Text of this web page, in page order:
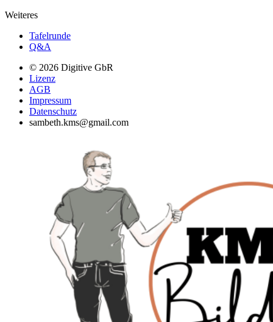
Weiteres
Tafelrunde
Q&A
© 2026 Digitive GbR
Lizenz
AGB
Impressum
Datenschutz
sambeth.kms@gmail.com